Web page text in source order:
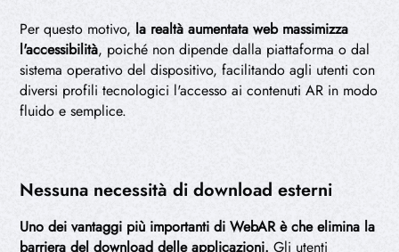
Per questo motivo, la realtà aumentata web massimizza
l'accessibilità, poiché non dipende dalla piattaforma o dal
sistema operativo del dispositivo, facilitando agli utenti con
diversi profili tecnologici l'accesso ai contenuti AR in modo
fluido e semplice.
Nessuna necessità di download esterni
Uno dei vantaggi più importanti di WebAR è che elimina la
barriera del download delle applicazioni. Gli utenti